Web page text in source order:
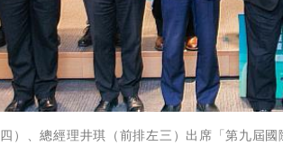
）、總經理井琪（前排左三）出席「第九屆國